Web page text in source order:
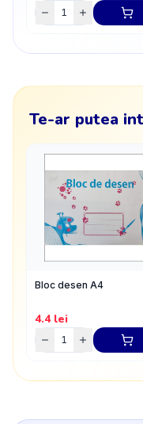
Te-ar putea
Bloc desen A4
4.4lei